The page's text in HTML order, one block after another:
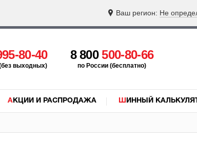
Ваш регион: Не
80-40
выходных)
8 800500-80-66
по России (бесплатно)
АКЦИИ И РАСПРОДАЖА ШИННЫЙ